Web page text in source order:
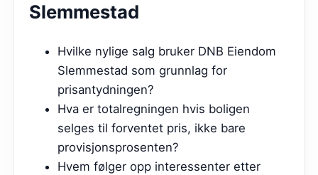
Slemmestad
Hvilke nylige salg bruker DNB Eiendom
Slemmestad som grunnlag for
prisantydningen?
Hva er totalregningen hvis boligen
selges til forventet pris, ikke bare
provisjonsprosenten?
Hvem følger opp interessenter etter